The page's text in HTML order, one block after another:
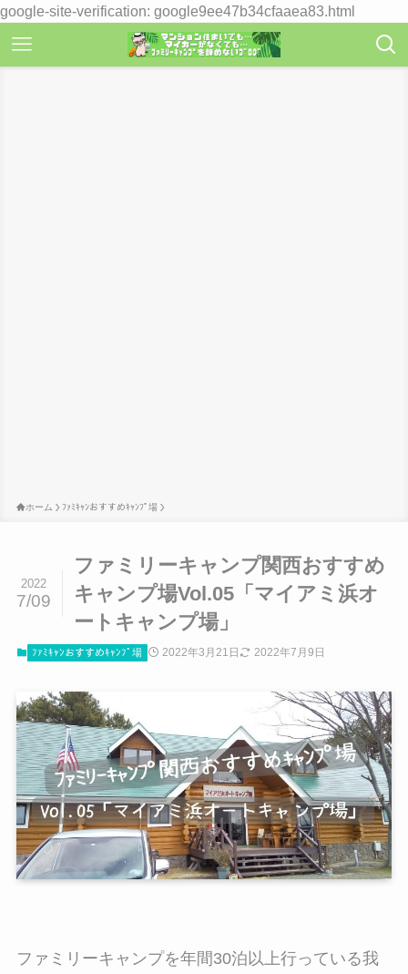
google-site-verification: google9ee47b34cfaaea83.html
ホーム ﾌｧﾐｷｬﾝおすすめｷｬﾝﾌﾟ場
ファミリーキャンプ関西おすすめ
キャンプ場Vol.05「マイアミ浜オ
ートキャンプ場」
2022
7/09
ﾌｧﾐｷｬﾝおすすめｷｬﾝﾌﾟ場 2022年3月21日 2022年7月9日
ファミリーキャンプを年間30泊以上行っている我